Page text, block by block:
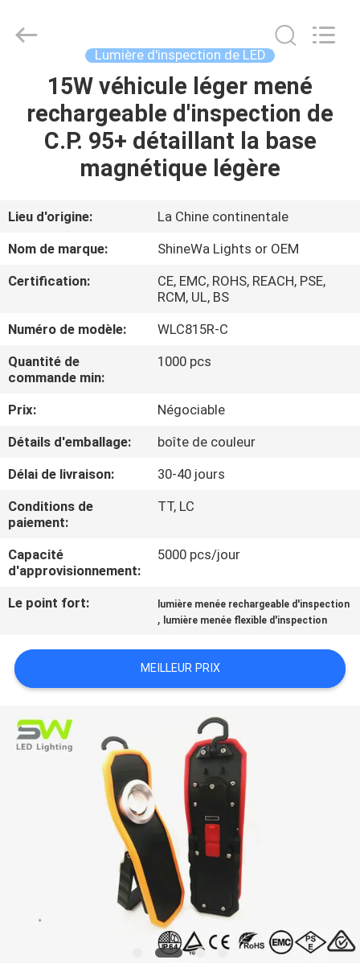
MAISON
VIDÉOS
À
PROPOS
DE
NOUS
DE
L'USINE
CONTRÔLE
DE
QUALITÉ
NOUS
CONTACTER
NOUVELLES
SITE
International
Trade
Lumière d'inspection de LED
15W véhicule léger mené
rechargeable d'inspection de
C.P. 95+ détaillant la base
magnétique légère
Lieu d'origine:
La Chine continentale
Nom de marque:
ShineWa Lights or OEM
Certification:
CE, EMC, ROHS, REACH, PSE,
RCM, UL, BS
Numéro de modèle:
WLC815R-C
Quantité de
commande min:
1000 pcs
Prix:
Négociable
Détails d'emballage:
boîte de couleur
Délai de livraison:
30-40 jours
Conditions de
paiement:
TT, LC
Capacité
d'approvisionnement:
5000 pcs/jour
Le point fort: lumière menée rechargeable d'inspection
, lumière menée flexible d'inspection
MEILLEUR PRIX